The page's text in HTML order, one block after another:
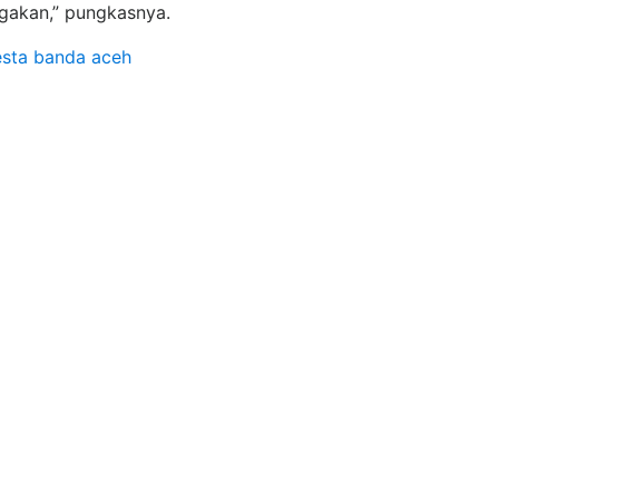
pungkasnya.
banda aceh